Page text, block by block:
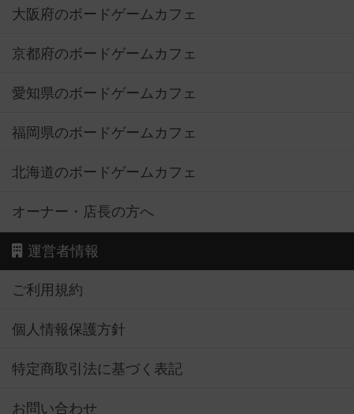
大阪府のボードゲームカフェ
京都府のボードゲームカフェ
愛知県のボードゲームカフェ
福岡県のボードゲームカフェ
北海道のボードゲームカフェ
オーナー・店長の方へ
運営者情報
ご利用規約
個人情報保護方針
特定商取引法に基づく表記
お問い合わせ